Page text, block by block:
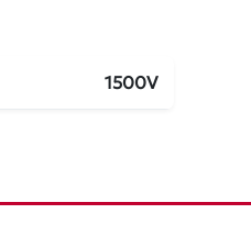
1500V